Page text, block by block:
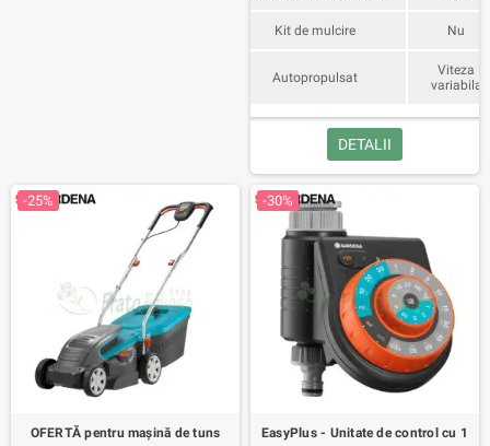
Kit de mulcire Nu
Autopropulsat
Viteza
variabila
DETALII
-25%
OFERTĂ pentru mașină de tuns
-30%
EasyPlus - Unitate de control cu 1